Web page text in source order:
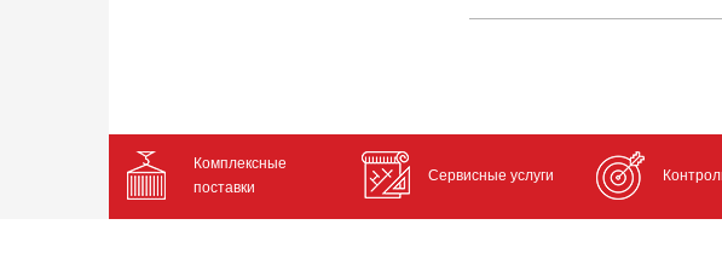
Комплексные
поставки
Сервисные услуги